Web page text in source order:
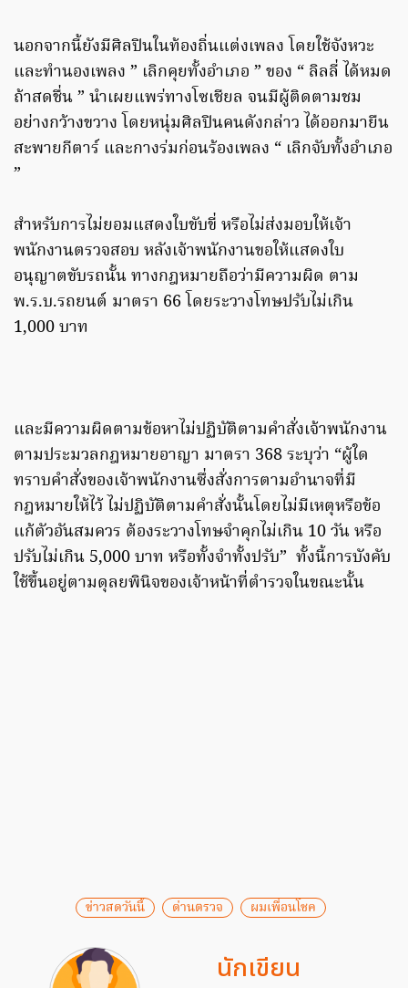
นอกจากนี้ยังมีศิลปินในท้องถิ่นแต่งเพลง โดยใช้จังหวะ
และทำนองเพลง ” เลิกคุยทั้งอำเภอ ” ของ “ ลิลลี่ ได้หมด
ถ้าสดชื่น ” นำเผยแพร่ทางโซเชียล จนมีผู้ติดตามชม
อย่างกว้างขวาง โดยหนุ่มศิลปินคนดังกล่าว ได้ออกมายืน
สะพายกีตาร์ และกางร่มก่อนร้องเพลง “ เลิกจับทั้งอำเภอ
”
สำหรับการไม่ยอมแสดงใบขับขี่ หรือไม่ส่งมอบให้เจ้า
พนักงานตรวจสอบ หลังเจ้าพนักงานขอให้แสดงใบ
อนุญาตขับรถนั้น ทางกฎหมายถือว่ามีความผิด ตาม
พ.ร.บ.รถยนต์ มาตรา 66 โดยระวางโทษปรับไม่เกิน
1,000 บาท
และมีความผิดตามข้อหาไม่ปฏิบัติตามคำสั่งเจ้าพนักงาน
ตามประมวลกฎหมายอาญา มาตรา 368 ระบุว่า “ผู้ใด
ทราบคำสั่งของเจ้าพนักงานซึ่งสั่งการตามอำนาจที่มี
กฎหมายให้ไว้ ไม่ปฏิบัติตามคำสั่งนั้นโดยไม่มีเหตุหรือข้อ
แก้ตัวอันสมควร ต้องระวางโทษจำคุกไม่เกิน 10 วัน หรือ
ปรับไม่เกิน 5,000 บาท หรือทั้งจำทั้งปรับ” ทั้งนี้การบังคับ
ใช้ขึ้นอยู่ตามดุลยพินิจของเจ้าหน้าที่ตำรวจในขณะนั้น
ข่าวสดวันนี้ ด่านตรวจ ผมเพื่อนโชค
นักเขียน